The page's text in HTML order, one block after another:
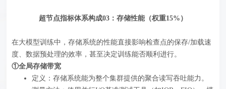
超节点指标体系构成03：存储性能（权重15%）
在大模型训练中，存储系统的性能直接影响检查点的保存/加载速
度、数据预处理的效率，甚至决定训练能否顺利进行。
①全局存储带宽
定义：存储系统能为整个集群提供的聚合读写吞吐能力。